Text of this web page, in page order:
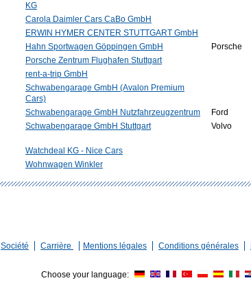
KG
Carola Daimler Cars CaBo GmbH
ERWIN HYMER CENTER STUTTGART GmbH
Hahn Sportwagen Göppingen GmbH
Porsche
Porsche Zentrum Flughafen Stuttgart
rent-a-trip GmbH
Schwabengarage GmbH (Avalon Premium
Cars)
Schwabengarage GmbH Nutzfahrzeugzentrum Ford
Schwabengarage GmbH Stuttgart
Volvo
Watchdeal KG - Nice Cars
Wohnwagen Winkler
Société Carrière Mentions légales Conditions générales
Choose your language: